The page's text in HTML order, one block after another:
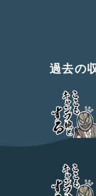
過去の